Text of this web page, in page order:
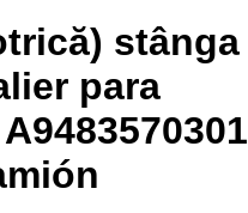
stânga
para